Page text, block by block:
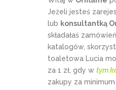
Jeżeli jesteś
lub konsultantką
składałaś
katalogów,
toaletowa Lucia
za 1 zł, gdy w tym
zakupy za